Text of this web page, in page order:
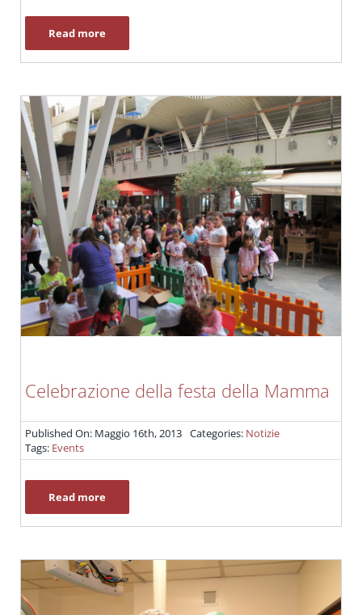
Read more
Celebrazione della festa della Mamma
Published On: Maggio 16th, 2013 Categories: Notizie
Tags: Events
Read more